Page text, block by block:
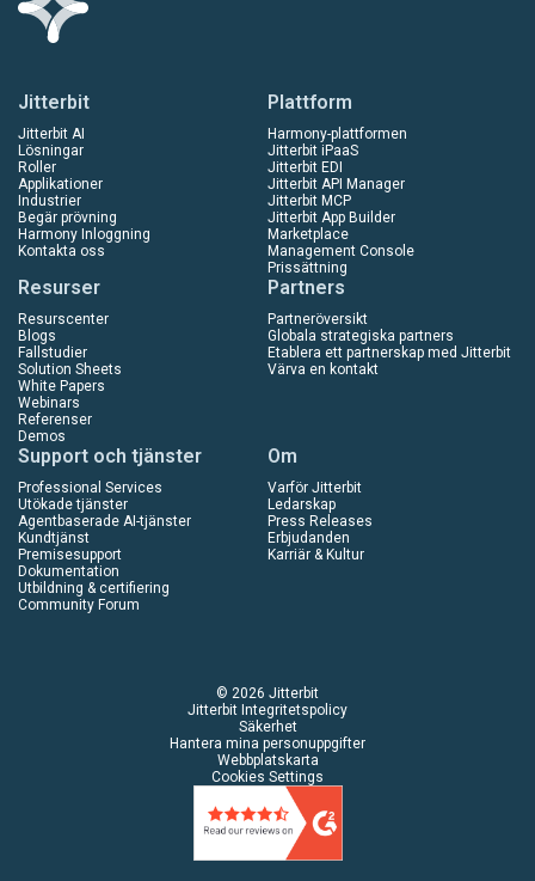
Jitterbit
Jitterbit AI
Lösningar
Roller
Applikationer
Industrier
Begär prövning
Harmony Inloggning
Kontakta oss
Plattform
Harmony-plattformen
Jitterbit iPaaS
Jitterbit EDI
Jitterbit API Manager
Jitterbit MCP
Jitterbit App Builder
Marketplace
Management Console
Prissättning
Resurser
Resurscenter
Blogs
Fallstudier
Solution Sheets
White Papers
Webinars
Referenser
Demos
Partners
Partneröversikt
Globala strategiska partners
Etablera ett partnerskap med Jitterbit
Värva en kontakt
Support och tjänster
Professional Services
Utökade tjänster
Agentbaserade AI-tjänster
Kundtjänst
Premisesupport
Dokumentation
Utbildning & certifiering
Community Forum
Om
Varför Jitterbit
Ledarskap
Press Releases
Erbjudanden
Karriär & Kultur
© 2026 Jitterbit
Jitterbit Integritetspolicy
Säkerhet
Hantera mina personuppgifter
Webbplatskarta
Cookies Settings